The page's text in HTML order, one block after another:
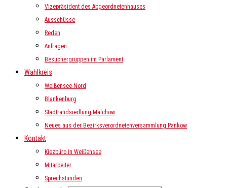
Vizepräsident des Abgeordnetenhauses
Ausschüsse
Reden
Anfragen
Besuchergruppen im Parlament
Wahlkreis
Weißensee-Nord
Blankenburg
Stadtrandsiedlung Malchow
Neues aus der Bezirksverordnetenversammlung Pankow
Kontakt
Kiezbüro in Weißensee
Mitarbeiter
Sprechstunden